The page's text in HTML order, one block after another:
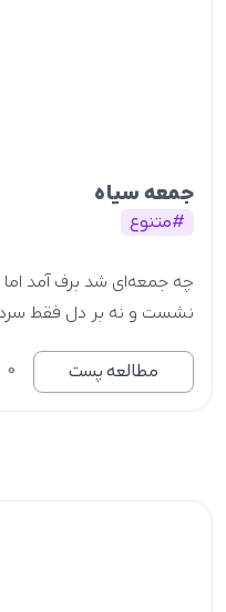
جمعه سیاه
#متنوع
چه جمعه‌ای شد برف آمد
نشست و نه بر دل فقط
مطالعه پست
0